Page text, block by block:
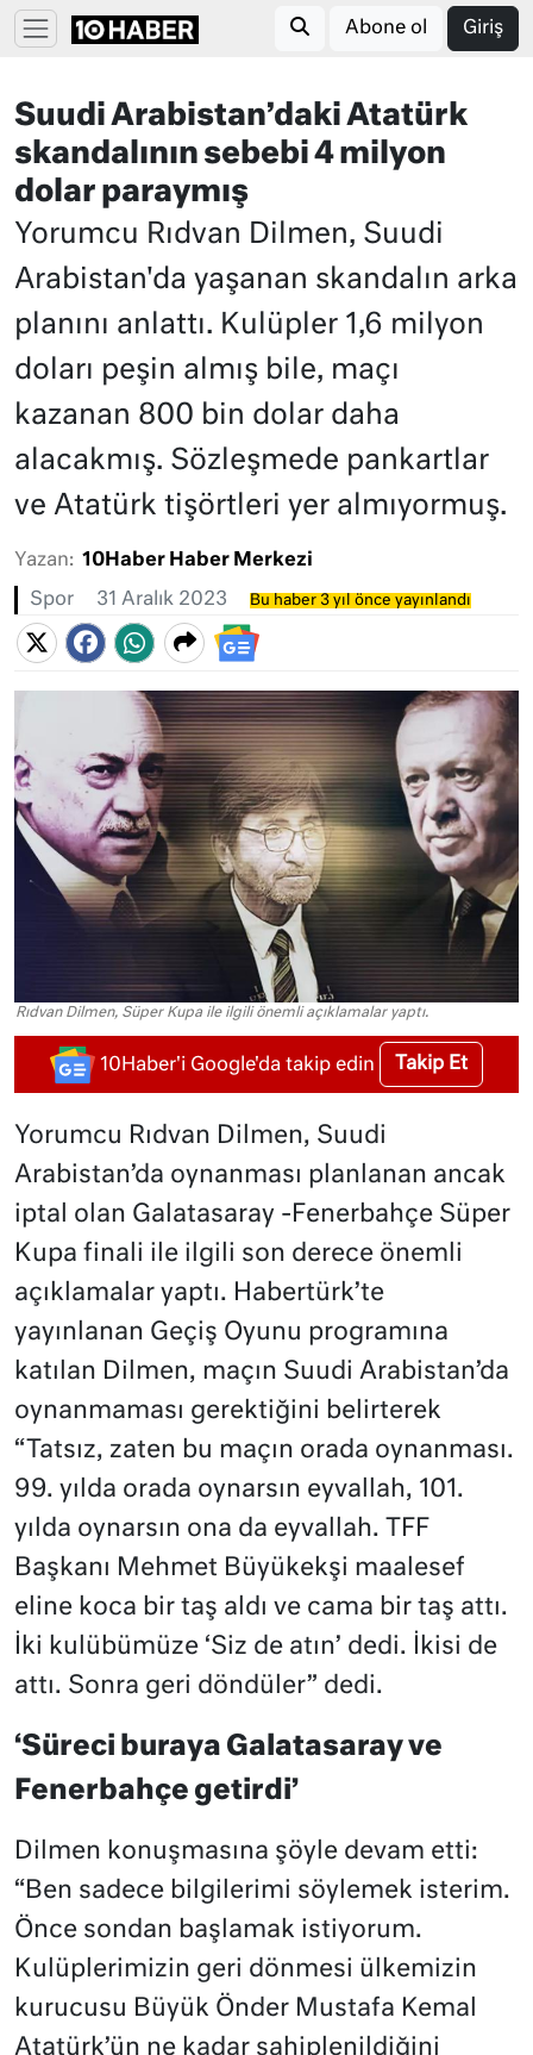
Abone ol Giriş
Suudi Arabistan’daki Atatürk
skandalının sebebi 4 milyon
dolar paraymış
Yorumcu Rıdvan Dilmen, Suudi
Arabistan'da yaşanan skandalın arka
planını anlattı. Kulüpler 1,6 milyon
doları peşin almış bile, maçı
kazanan 800 bin dolar daha
alacakmış. Sözleşmede pankartlar
ve Atatürk tişörtleri yer almıyormuş.
Yazan: 10Haber Haber Merkezi
Spor 31 Aralık 2023 Bu haber 3 yıl önce yayınlandı
Rıdvan Dilmen, Süper Kupa ile ilgili önemli açıklamalar yaptı.
10Haber'i Google'da takip edin Takip Et
Yorumcu Rıdvan Dilmen, Suudi
Arabistan’da oynanması planlanan ancak
iptal olan Galatasaray -Fenerbahçe Süper
Kupa finali ile ilgili son derece önemli
açıklamalar yaptı. Habertürk’te
yayınlanan Geçiş Oyunu programına
katılan Dilmen, maçın Suudi Arabistan’da
oynanmaması gerektiğini belirterek
“Tatsız, zaten bu maçın orada oynanması.
99. yılda orada oynarsın eyvallah, 101.
yılda oynarsın ona da eyvallah. TFF
Başkanı Mehmet Büyükekşi maalesef
eline koca bir taş aldı ve cama bir taş attı.
İki kulübümüze ‘Siz de atın’ dedi. İkisi de
attı. Sonra geri döndüler” dedi.
‘Süreci buraya Galatasaray ve
Fenerbahçe getirdi’
Dilmen konuşmasına şöyle devam etti:
“Ben sadece bilgilerimi söylemek isterim.
Önce sondan başlamak istiyorum.
Kulüplerimizin geri dönmesi ülkemizin
kurucusu Büyük Önder Mustafa Kemal
Atatürk’ün ne kadar sahiplenildiğini